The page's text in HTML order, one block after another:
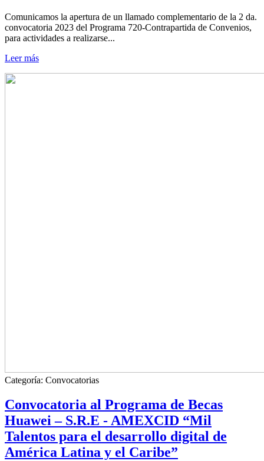
Comunicamos la apertura de un llamado complementario de la 2 da.
convocatoria 2023 del Programa 720-Contrapartida de Convenios,
para actividades a realizarse...
Leer más
Categoría: Convocatorias
Convocatoria al Programa de Becas
Huawei – S.R.E - AMEXCID “Mil
Talentos para el desarrollo digital de
América Latina y el Caribe”